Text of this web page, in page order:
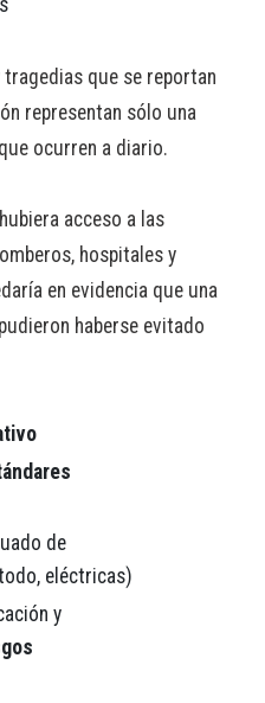
que se reportan
representan sólo una
ocurren a diario.
acceso a las
hospitales y
en evidencia que una
haberse evitado
de
eléctricas)
y